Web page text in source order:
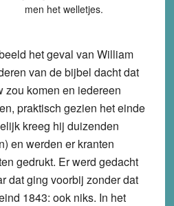
men het welletjes.
het geval van William
van de bijbel dacht dat
zou komen en iedereen
praktisch gezien het einde
kreeg hij duizenden
en werden er kranten
gedrukt. Er werd gedacht
dat ging voorbij zonder dat
1843: ook niks. In het